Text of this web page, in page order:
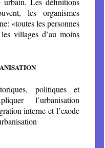
les organismes
«toutes les personnes
villages d’au moins
politiques et
l’urbanisation
interne et l’exode